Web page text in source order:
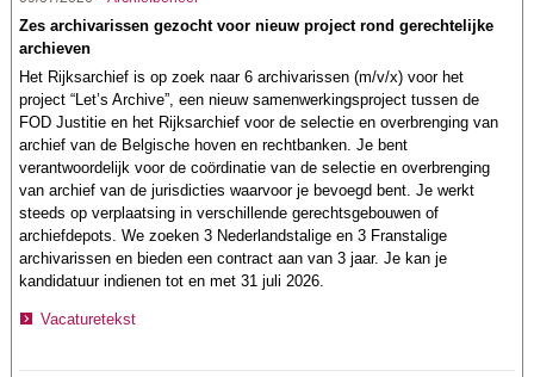
Zes archivarissen gezocht voor nieuw project rond gerechtelijke
archieven
Het Rijksarchief is op zoek naar 6 archivarissen (m/v/x) voor het
project “Let’s Archive”, een nieuw samenwerkingsproject tussen de
FOD Justitie en het Rijksarchief voor de selectie en overbrenging van
archief van de Belgische hoven en rechtbanken. Je bent
verantwoordelijk voor de coördinatie van de selectie en overbrenging
van archief van de jurisdicties waarvoor je bevoegd bent. Je werkt
steeds op verplaatsing in verschillende gerechtsgebouwen of
archiefdepots. We zoeken 3 Nederlandstalige en 3 Franstalige
archivarissen en bieden een contract aan van 3 jaar. Je kan je
kandidatuur indienen tot en met 31 juli 2026.
Vacaturetekst